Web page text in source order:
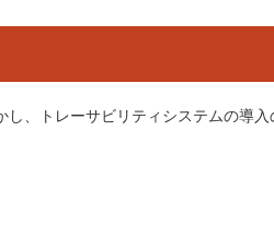
、トレーサビリティシステムの導